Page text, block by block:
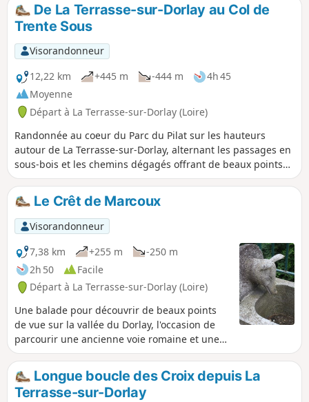
De La Terrasse-sur-Dorlay au Col de
Trente Sous
Visorandonneur
12,22 km
+445 m -444 m
4h 45
Moyenne
Départ à La Terrasse-sur-Dorlay (Loire)
Randonnée au coeur du Parc du Pilat sur les hauteurs
autour de La Terrasse-sur-Dorlay, alternant les passages en
sous-bois et les chemins dégagés offrant de beaux points
de vue sur les monts du Pilat ainsi que sur la vallée du Gier.
Le Crêt de Marcoux
Visorandonneur
7,38 km
+255 m
-250 m
2h 50
Facile
Départ à La Terrasse-sur-Dorlay (Loire)
Une balade pour découvrir de beaux points
de vue sur la vallée du Dorlay, l'occasion de
parcourir une ancienne voie romaine et une
ancienne voie de chemin de fer.
Longue boucle des Croix depuis La
Terrasse-sur-Dorlay